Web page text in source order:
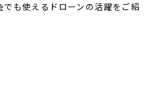
でも使えるドローンの活躍をご紹